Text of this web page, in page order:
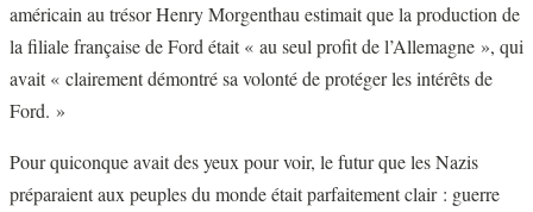
américain au trésor Henry Morgenthau estimait que la production de
la filiale française de Ford était « au seul profit de l’Allemagne », qui
avait « clairement démontré sa volonté de protéger les intérêts de
Ford. »
Pour quiconque avait des yeux pour voir, le futur que les Nazis
préparaient aux peuples du monde était parfaitement clair : guerre